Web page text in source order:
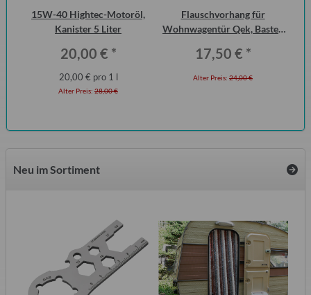
15W-40 Hightec-Motoröl,
Kanister 5 Liter
20,00 € *
20,00 € pro 1 l
Alter Preis: 28,00 €
Flauschvorhang für
Wohnwagentür Qek, Bastei,
17,50 € *
Alter Preis: 24,00 €
Neu im Sortiment